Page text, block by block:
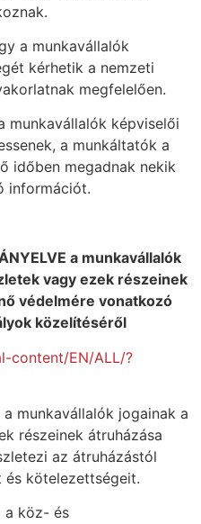
a munkavállalók
kérhetik a nemzeti
megfelelően.
munkavállalók képviselői
a munkáltatók a
időben megadnak nekik
információt.
a munkavállalók
vagy ezek részeinek
védelmére vonatkozó
közelítéséről
content/EN/ALL/?
munkavállalók jogainak a
részeinek átruházása
az átruházástól
kötelezettségeit.
a köz- és